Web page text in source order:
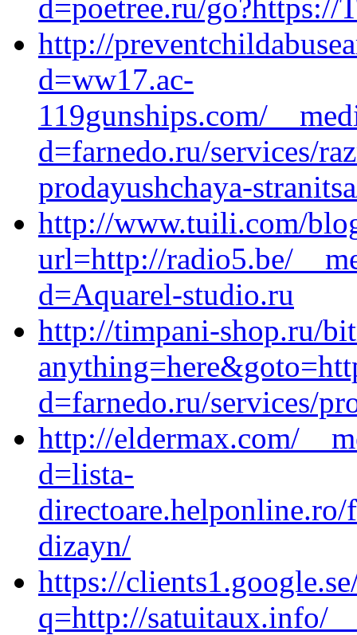
d=poetree.ru/go?https://
http://
d=ww17.ac-
119gunships.com/
d=farnedo.ru/services/
prodayushchaya-
http://www.tuili.com/
url=http://radio5.be/
d=Aquarel-studio.ru
http://timpani-shop.ru/
d=farnedo.ru/services/
http://eldermax.com/
d=lista-
dizayn/
https://
q=http://satuitaux.info/